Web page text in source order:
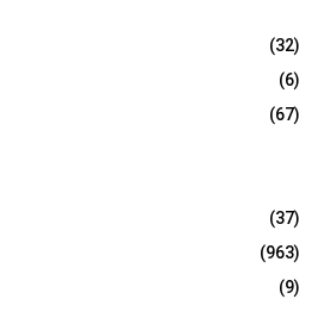
(32)
(6)
(67)
(37)
(963)
(9)